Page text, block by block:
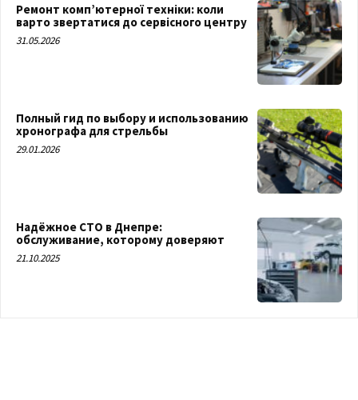
Ремонт комп’ютерної техніки: коли
варто звертатися до сервісного центру
31.05.2026
Полный гид по выбору и использованию
хронографа для стрельбы
29.01.2026
Надёжное СТО в Днепре:
обслуживание, которому доверяют
21.10.2025